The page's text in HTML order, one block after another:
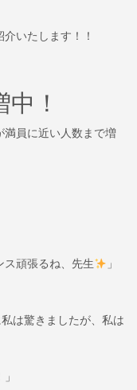
いたします！！
！
満員に近い人数まで増
ス頑張るね、先生 」
は驚きましたが、私は